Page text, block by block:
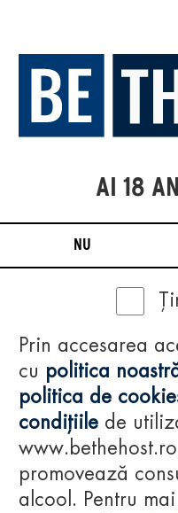
AI 18
NU
Prin accesarea
cu politica
politica de
condițiile de
promovează
alcool. Pentru